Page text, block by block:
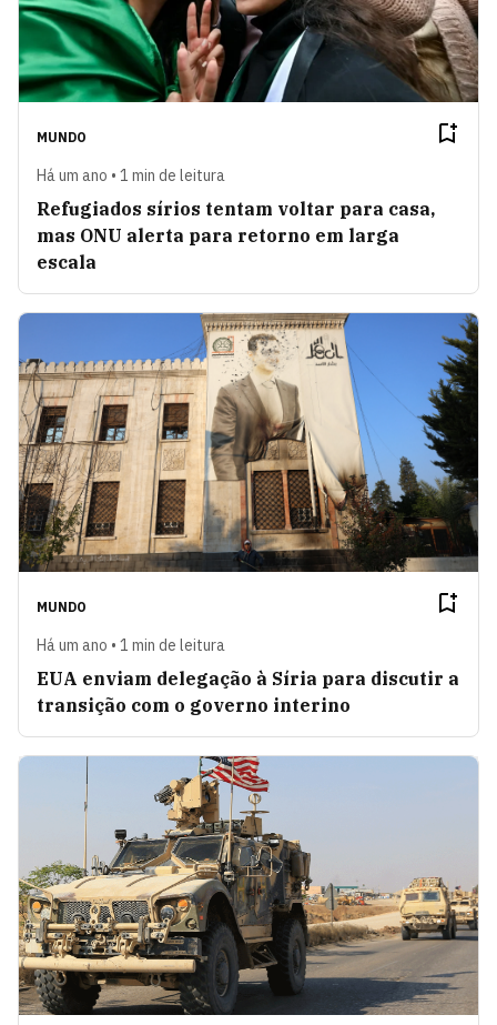
MUNDO
Há um ano • 1 min de leitura
Refugiados sírios tentam voltar para casa,
mas ONU alerta para retorno em larga
escala
MUNDO
Há um ano • 1 min de leitura
EUA enviam delegação à Síria para discutir a
transição com o governo interino